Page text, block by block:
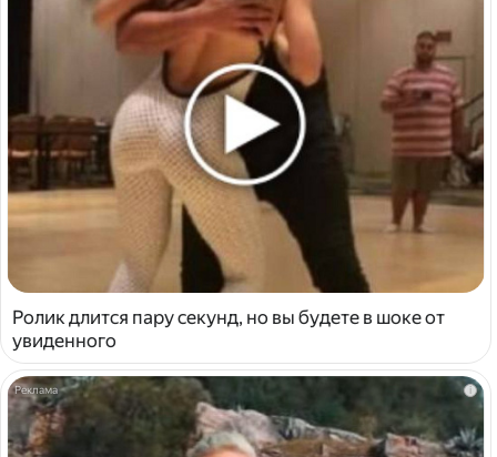
Ролик длится пару секунд, но вы будете в шоке от
увиденного
i